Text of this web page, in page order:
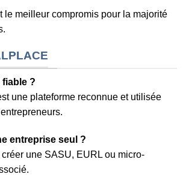
le meilleur compromis pour la majorité
fiable ?
une plateforme reconnue et utilisée
entreprise seul ?
une SASU, EURL ou micro-